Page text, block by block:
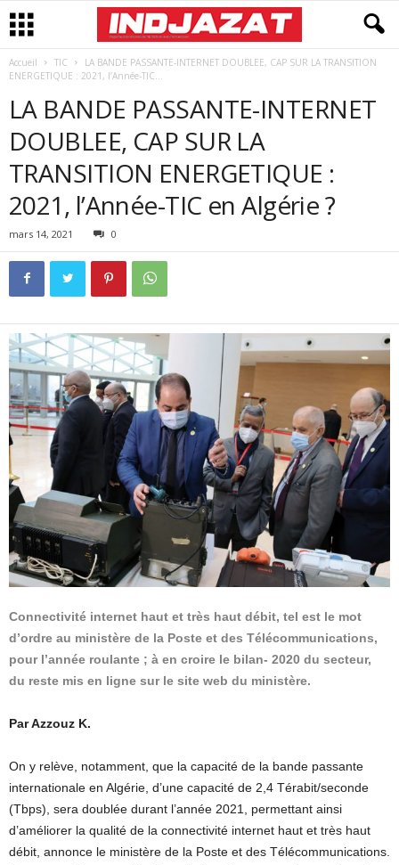
Accueil TIC
LA BANDE PASSANTE-INTERNET DOUBLEE, CAP SUR LA TRANSITION
ENERGETIQUE : 2021, l’Année-TIC...
LA BANDE PASSANTE-INTERNET
DOUBLEE, CAP SUR LA
TRANSITION ENERGETIQUE :
2021, l’Année-TIC en Algérie ?
mars 14, 2021 0
Connectivité internet haut et très haut débit, tel est le mot
d’ordre au ministère de la Poste et des Télécommunications,
pour l’année roulante ; à en croire le bilan- 2020 du secteur,
du reste mis en ligne sur le site web du ministère.
Par Azzouz K.
On y relève, notamment, que la capacité de la bande passante
internationale en Algérie, d’une capacité de 2,4 Térabit/seconde
(Tbps), sera doublée durant l’année 2021, permettant ainsi
d’améliorer la qualité de la connectivité internet haut et très haut
débit, annonce le ministère de la Poste et des Télécommunications.